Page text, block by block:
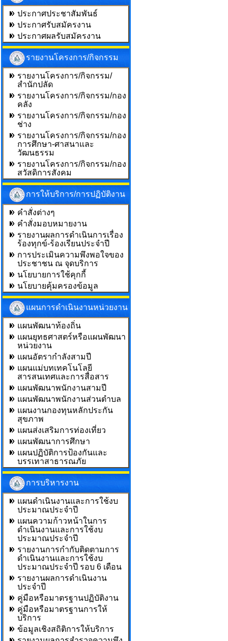
ประกาศประชาสัมพันธ์
ประกาศรับสมัครงาน
ประกาศผลรับสมัครงาน
รายงานโครงการ/กิจกรรม
รายงานโครงการ/กิจกรรม/
สำนักปลัด
รายงานโครงการ/กิจกรรม/กอง
คลัง
รายงานโครงการ/กิจกรรม/กอง
ช่าง
รายงานโครงการ/กิจกรรม/กอง
การศึกษา-ศาสนาและ
วัฒนธรรม
รายงานโครงการ/กิจกรรม/กอง
สวัสดิการสังคม
การให้บริการ/การปฏิบัติงาน
คำสั่งต่างๆ
คำสั่งมอบหมายงาน
รายงานผลการดำเนินการเรื่อง
ร้องทุกข์-ร้องเรียนประจำปี
การประเมินความพึงพอใจของ
ประชาชน ณ จุดบริการ
นโยบายการใช้คุกกี้
นโยบายคุ้มครองข้อมูล
แผนการดำเนินงานหน่วยงาน
แผนพัฒนาท้องถิ่น
แผนยุทธศาสตร์หรือแผนพัฒนา
หน่วยงาน
แผนอัตรากำลังสามปี
แผนแม่บทเทคโนโลยี
สารสนเทศและการสื่อสาร
แผนพัฒนาพนักงานสามปี
แผนพัฒนาพนักงานส่วนตำบล
แผนงานกองทุนหลักประกัน
สุขภาพ
แผนส่งเสริมการท่องเที่ยว
แผนพัฒนาการศึกษา
แผนปฏิบัติการป้องกันและ
บรรเทาสาธารณภัย
การบริหารงาน
แผนดำเนินงานและการใช้งบ
ประมาณประจำปี
แผนความก้าวหน้าในการ
ดำเนินงานและการใช้งบ
ประมาณประจำปี
รายงานการกำกับติดตามการ
ดำเนินงานและการใช้งบ
ประมาณประจำปี รอบ 6 เดือน
รายงานผลการดำเนินงาน
ประจำปี
คู่มือหรือมาตรฐานปฏิบัติงาน
คู่มือหรือมาตรฐานการให้
บริการ
ข้อมูลเชิงสถิติการให้บริการ